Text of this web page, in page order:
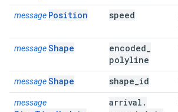
message Position speed
messageShape encoded
polyline
messageShape shape id
message arrival .